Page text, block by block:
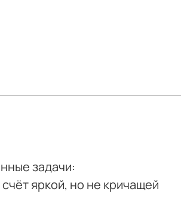
задачи:
яркой, но не кричащей